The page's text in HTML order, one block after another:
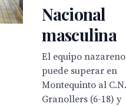
Nacional
masculina
El equipo
puede superar en
Montequinto al C.N.
Granollers (6-18) y